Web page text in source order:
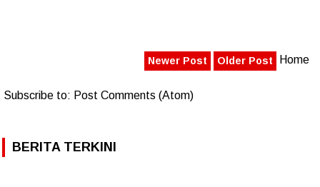
Newer Post Older Post Home
Subscribe to: Post Comments (Atom)
BERITA TERKINI